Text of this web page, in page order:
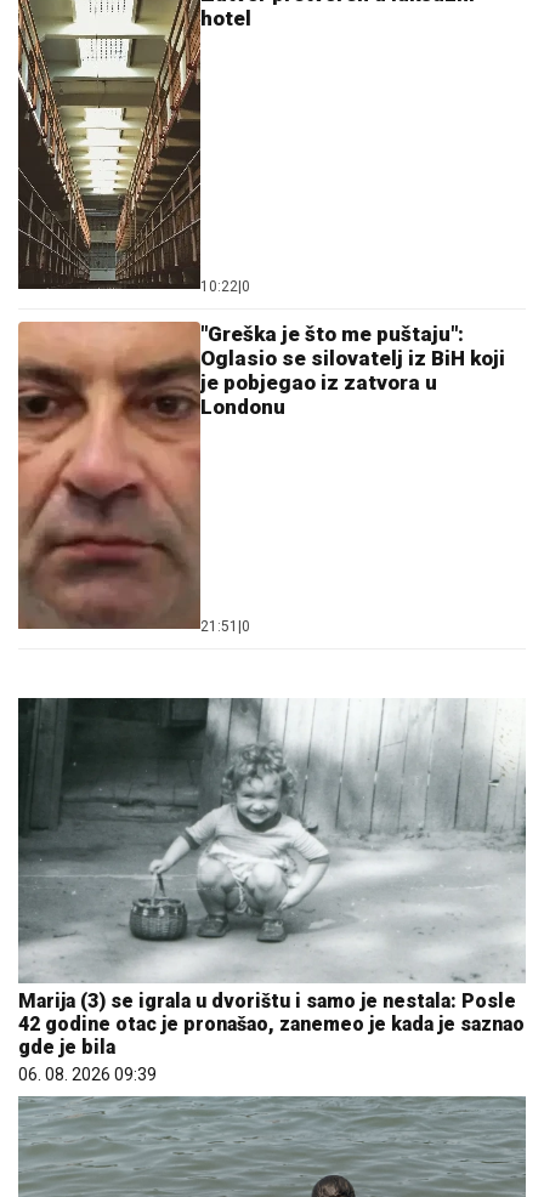
hotel
10:22 0
"Greška je što me puštaju":
Oglasio se silovatelj iz BiH koji
je pobjegao iz zatvora u
Londonu
21:51 0
Marija (3) se igrala u dvorištu i samo je nestala: Posle
42 godine otac je pronašao, zanemeo je kada je saznao
gde je bila
06. 08. 2026 09:39